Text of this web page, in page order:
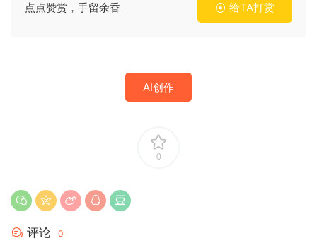
点点赞赏，手留余香 给TA打赏
AI创作
0
评论 0